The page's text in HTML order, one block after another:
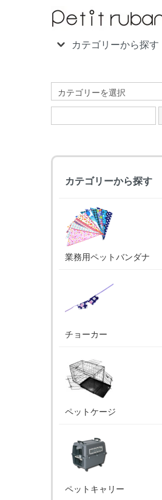
カテゴリーから探す
カテゴリーから探す
業務用ペットバンダナ
チョーカー
ペットケージ
ペットキャリー